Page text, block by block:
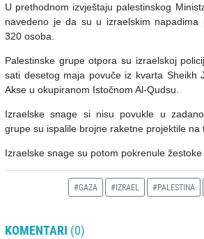
U prethodnom izvještaju palestinskog
navedeno je da su u izraelskim napadima
320 osoba.
Palestinske grupe otpora su izraelskoj
sati desetog maja povuče iz kvarta Sheikh
Akse u okupiranom Istočnom Al-Qudsu.
Izraelske snage si nisu povukle u
grupe su ispalile brojne raketne projektile na
Izraelske snage su potom pokrenule žestoke
#GAZA #IZRAEL #PALESTINA
KOMENTARI (0)